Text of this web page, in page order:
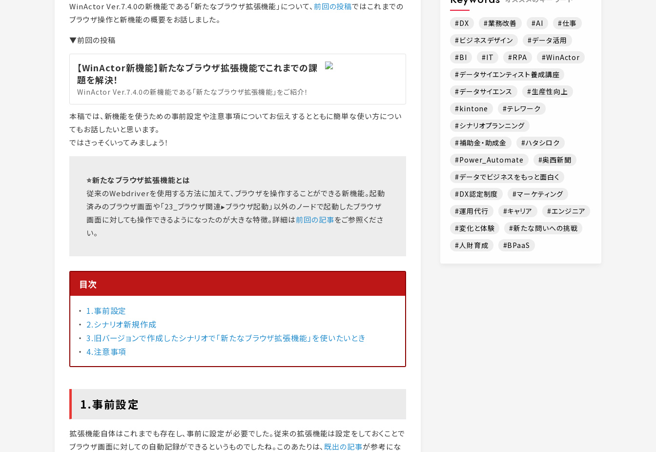
WinActor Ver.7.4.0の新機能である「新たなブラウザ拡張機能」について、 前回の投稿ではこれまでの
ブラウザ操作と新機能の概要をお話しました。
▼前回の投稿
【WinActor新機能】新たなブラウザ拡張機能でこれまでの課
題を解決！
WinActor Ver.7.4.0の新機能である「新たなブラウザ拡張機能」をご紹介！
本稿では、新機能を使うための事前設定や注意事項についてお伝えするとともに簡単な使い方につい
てもお話したいと思います。
ではさっそくいってみましょう！
⭐新たなブラウザ拡張機能とは
従来のWebdriverを使用する方法に加えて、ブラウザを操作することができる新機能。起動
済みのブラウザ画面や「23_ブラウザ関連▸ブラウザ起動」以外のノードで起動したブラウザ
画面に対しても操作できるようになったのが大きな特徴。詳細は前回の記事をご参照くださ
い。
目次
1.事前設定
2.シナリオ新規作成
3.旧バージョンで作成したシナリオで「新たなブラウザ拡張機能」を使いたいとき
4.注意事項
1.事前設定
拡張機能自体はこれまでも存在し、事前に設定が必要でした。従来の拡張機能は設定をしておくことで
ブラウザ画面に対しての自動記録ができるというものでしたね。このあたりは、既出の記事が参考にな
DX 業務改善 AI
仕事
ビジネスデザイン
データ活用
BI
IT RPA
WinActor
データサイエンティスト養成講座
データサイエンス
生産性向上
kintone
テレワーク
シナリオプランニング
補助金・助成金
ハタシロク
Power_Automate
奥西新聞
データでビジネスをもっと面白く
DX認定制度
マーケティング
運用代行
キャリア
エンジニア
変化と体験
新たな問いへの挑戦
人財育成
BPaaS